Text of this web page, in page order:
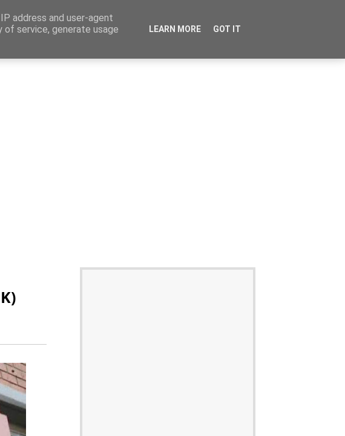
address and user-agent
of service, generate usage
LEARN MORE GOT IT